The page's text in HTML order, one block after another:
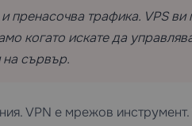
пренасочва трафика. VPS
когато искате да
на сървър.
VPN е мрежов